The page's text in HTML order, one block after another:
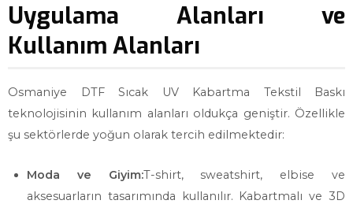
Uygulama Alanları ve
Kullanım Alanları
Osmaniye DTF Sıcak UV Kabartma Tekstil Baskı
teknolojisinin kullanım alanları oldukça geniştir. Özellikle
şu sektörlerde yoğun olarak tercih edilmektedir:
Moda ve Giyim:T-shirt, sweatshirt, elbise ve
aksesuarların tasarımında kullanılır. Kabartmalı ve 3D